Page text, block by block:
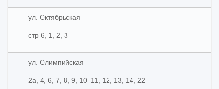
ул. Октябрьская
стр 6, 1, 2, 3
ул. Олимпийская
2а, 4, 6, 7, 8, 9, 10, 11, 12, 13, 14, 22